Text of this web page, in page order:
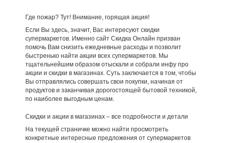
Где пожар? Тут! Внимание, горящая акция!
Если Вы здесь, значит, Вас интересуют скидки
супермаркетов. Именно сайт Скидка Онлайн призван
помочь Вам снизить ежедневные расходы и позволит
быстренько найти акции всех супермаркетов. Мы
тщательнейшим образом отыскали и собрали инфу про
акции и скидки в магазинах. Суть заключается в том, чтобы
Вы отправлялись совершать свои покупки, начиная от
продуктов и заканчивая дорогостоящей бытовой техникой,
по наиболее выгодным ценам.
Скидки и акции в магазинах – все подробности и детали
На текущей страничке можно найти просмотреть
конкретные интересные предложения от супермаркетов